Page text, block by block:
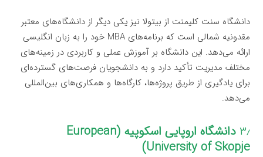
دانشگاه سنت کلیمنت از بیتولا نیز یکی دیگر از دانشگاه‌های معتبر
مقدونیه شمالی است که برنامه‌های MBA خود را به زبان انگلیسی
ارائه می‌دهد. این دانشگاه بر آموزش عملی و کاربردی در زمینه‌های
مختلف مدیریت تأکید دارد و به دانشجویان فرصت‌های گسترده‌ای
برای یادگیری از طریق پروژه‌ها، کارگاه‌ها و همکاری‌های بین‌المللی
می‌دهد.
۳٫
دانشگاه اروپایی اسکوپیه (European
University of Skopje)